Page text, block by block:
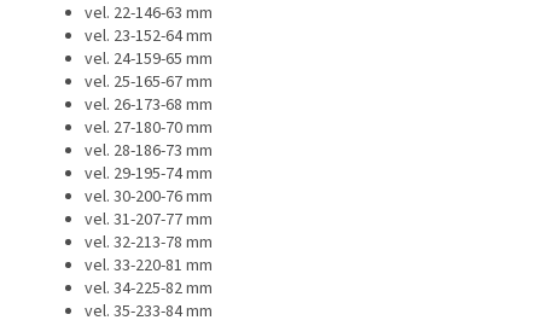
vel. 22-146-63 mm
vel. 23-152-64 mm
vel. 24-159-65 mm
vel. 25-165-67 mm
vel. 26-173-68 mm
vel. 27-180-70 mm
vel. 28-186-73 mm
vel. 29-195-74 mm
vel. 30-200-76 mm
vel. 31-207-77 mm
vel. 32-213-78 mm
vel. 33-220-81 mm
vel. 34-225-82 mm
vel. 35-233-84 mm